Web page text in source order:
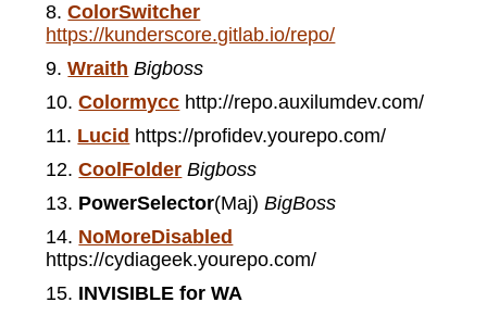
ColorSwitcher
https://kunderscore.gitlab.io/repo/
Wraith Bigboss
Colormycc http://repo.auxilumdev.com/
Lucid https://profidev.yourepo.com/
CoolFolder Bigboss
PowerSelector(Maj)BigBoss
NoMoreDisabled
https://cydiageek.yourepo.com/
INVISIBLE for WA